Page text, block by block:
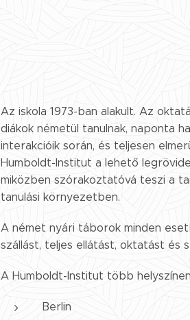
Az iskola 1973-ban alakult. Az
diákok németül tanulnak, naponta
interakcióik során, és teljesen
Humboldt-Institut a lehető
miközben szórakoztatóvá teszi a
tanulási környezetben.
A német nyári táborok minden
szállást, teljes ellátást, oktatást és
A Humboldt-Institut több
Berlin